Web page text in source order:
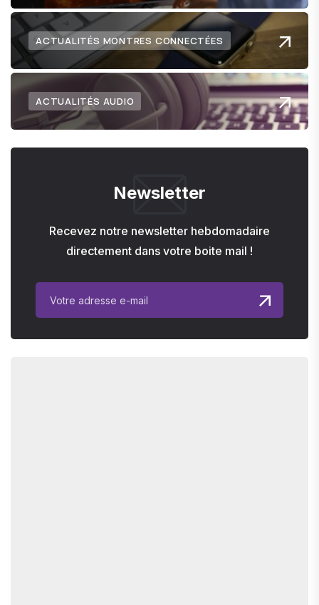
ACTUALITÉS MONTRES CONNECTÉES
ACTUALITÉS AUDIO
Newsletter
Recevez notre newsletter hebdomadaire
directement dans votre boite mail !